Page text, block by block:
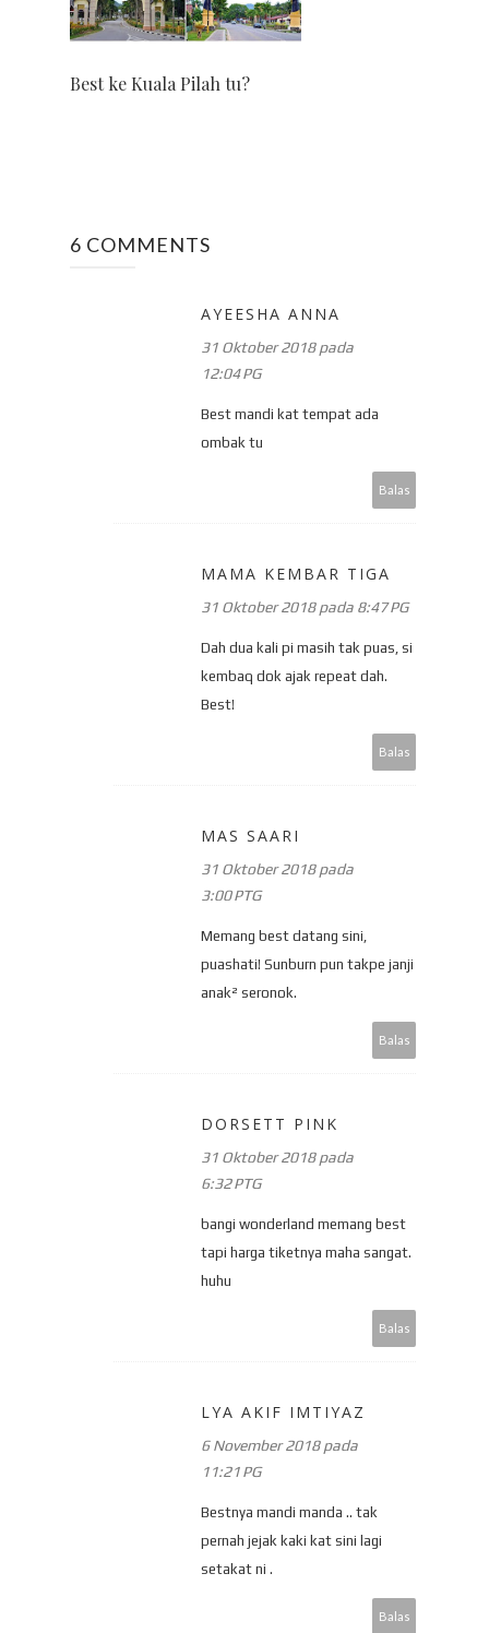
Best ke Kuala Pilah tu?
6 COMMENTS
AYEESHA ANNA
31 Oktober 2018 pada
12:04 PG
Best mandi kat tempat ada
ombak tu
Balas
MAMA KEMBAR TIGA
31 Oktober 2018 pada 8:47 PG
Dah dua kali pi masih tak puas, si
kembaq dok ajak repeat dah.
Best!
Balas
MAS SAARI
31 Oktober 2018 pada
3:00 PTG
Memang best datang sini,
puashati! Sunburn pun takpe janji
anak² seronok.
Balas
DORSETT PINK
31 Oktober 2018 pada
6:32 PTG
bangi wonderland memang best
tapi harga tiketnya maha sangat.
huhu
Balas
LYA AKIF IMTIYAZ
6 November 2018 pada
11:21 PG
Bestnya mandi manda .. tak
pernah jejak kaki kat sini lagi
setakat ni .
Balas